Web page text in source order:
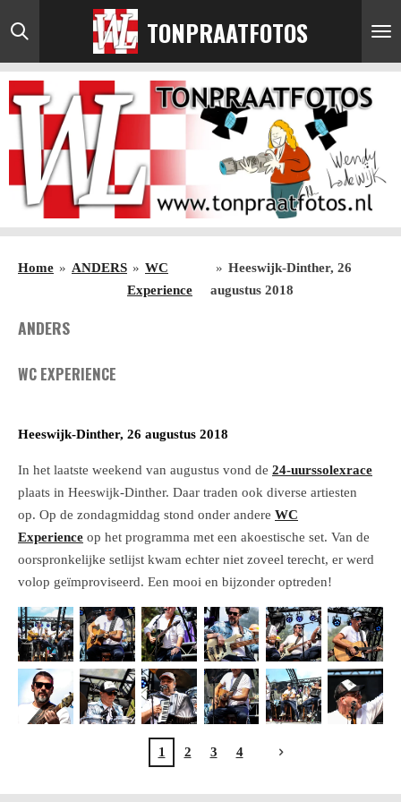
Ga
direct
naar
hoofdinhoud
TONPRAATFOTOS
Home » ANDERS » WC
Experience
» Heeswijk-Dinther, 26
augustus 2018
ANDERS
WC EXPERIENCE
Heeswijk-Dinther, 26 augustus 2018
In het laatste weekend van augustus vond de 24-uurssolexrace
plaats in Heeswijk-Dinther. Daar traden ook diverse artiesten
op. Op de zondagmiddag stond onder andere WC
Experience op het programma met een akoestische set. Van de
oorspronkelijke setlijst kwam echter niet zoveel terecht, er werd
volop geïmproviseerd. Een mooi en bijzonder optreden!
1 2 3 4